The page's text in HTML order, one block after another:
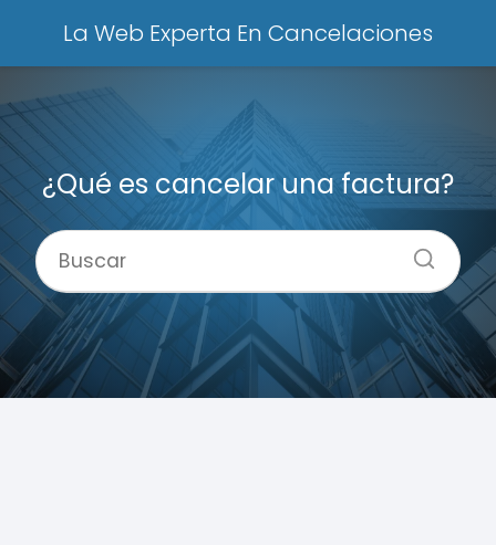
La Web Experta En Cancelaciones
¿Qué es cancelar una factura?